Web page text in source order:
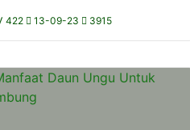
422 13-09-23 3915